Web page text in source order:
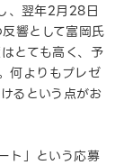
、翌年2月28日
響として富岡氏
とても高く、予
何よりもプレゼ
るという点がお
ト」という応募